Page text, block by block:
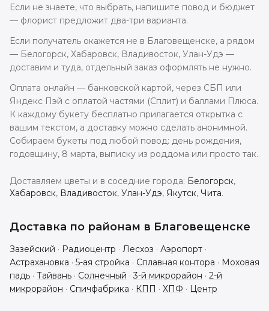
Если не знаете, что выбрать, напишите повод и бюджет
— флорист предложит два-три варианта.
Если получатель окажется не в Благовещенске, а рядом
— Белогорск, Хабаровск, Владивосток, Улан-Удэ —
доставим и туда, отдельный заказ оформлять не нужно.
Оплата онлайн — банковской картой, через СБП или
Яндекс Пэй с оплатой частями (Сплит) и баллами Плюса.
К каждому букету бесплатно прилагается открытка с
вашим текстом, а доставку можно сделать анонимной.
Собираем букеты под любой повод: день рождения,
годовщину, 8 марта, выписку из роддома или просто так.
Доставляем цветы и в соседние города: Белогорск,
Хабаровск, Владивосток, Улан-Удэ, Якутск, Чита.
Доставка по районам в Благовещенске
Зазейский · Радиоцентр · Лесхоз · Аэропорт ·
Астрахановка · 5-ая стройка · Сплавная контора · Моховая
падь · Тайвань · Солнечный ·3-й микрорайон · 2-й
микрорайон · Спичфабрика · КПП · ХПФ · Центр